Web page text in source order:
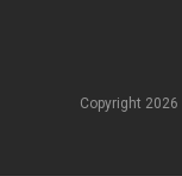
Copyright 2026